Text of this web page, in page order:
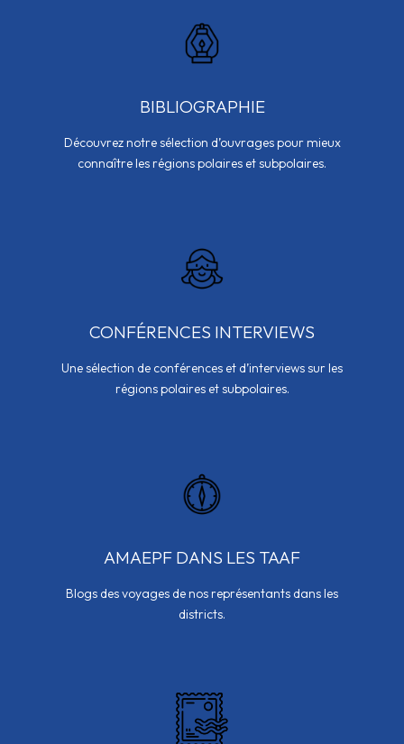
BIBLIOGRAPHIE
Découvrez notre sélection d’ouvrages pour mieux
connaître les régions polaires et subpolaires.
CONFÉRENCES INTERVIEWS
Une sélection de conférences et d’interviews sur les
régions polaires et subpolaires.
AMAEPF DANS LES TAAF
Blogs des voyages de nos représentants dans les
districts.